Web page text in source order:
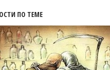
ПО ТЕМЕ